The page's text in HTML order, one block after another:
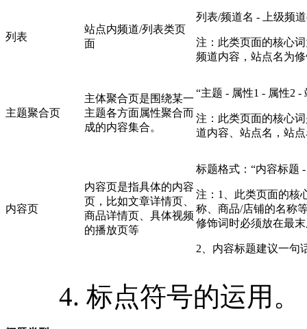
列表
站点内频道/列表类页
面
列表/频道名 - 上级频
注：此类页面的核心
频道内容，站点名为
主题聚合页
主体聚合页是围绕某一
主题各方面属性聚合而
成的内容集合。
“主题 - 属性1 - 属性2 -
注：此类页面的核心
道内容、站点名，站
内容页
内容页是指具体的内容
页，比如文章详情页、
商品详情页、具体视频
的播放页等
标题格式：“内容标题
注：1、此类页面的核
称、商品/店铺的名称
修饰词时必须放在最
2、内容标题建议一句
4. 标点符号的运用。